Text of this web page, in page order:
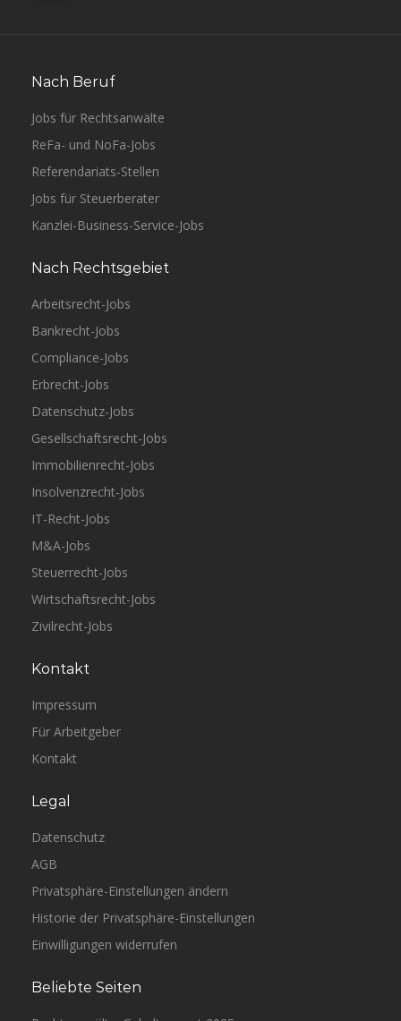
Nach Beruf
Jobs für Rechtsanwälte
ReFa- und NoFa-Jobs
Referendariats-Stellen
Jobs für Steuerberater
Kanzlei-Business-Service-Jobs
Nach Rechtsgebiet
Arbeitsrecht-Jobs
Bankrecht-Jobs
Compliance-Jobs
Erbrecht-Jobs
Datenschutz-Jobs
Gesellschaftsrecht-Jobs
Immobilienrecht-Jobs
Insolvenzrecht-Jobs
IT-Recht-Jobs
M&A-Jobs
Steuerrecht-Jobs
Wirtschaftsrecht-Jobs
Zivilrecht-Jobs
Kontakt
Impressum
Für Arbeitgeber
Kontakt
Legal
Datenschutz
AGB
Privatsphäre-Einstellungen ändern
Historie der Privatsphäre-Einstellungen
Einwilligungen widerrufen
Beliebte Seiten